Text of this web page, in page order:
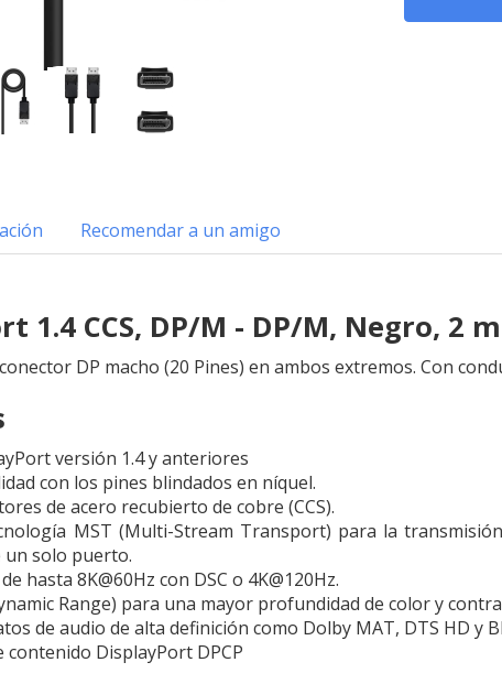
Recomendar a un amigo
1.4 CCS, DP/M - DP/M, Negro, 2 m
DP macho (20 Pines) en ambos extremos. Con
versión 1.4 y anteriores
con los pines blindados en níquel.
de acero recubierto de cobre (CCS).
MST (Multi-Stream Transport) para la
un solo puerto.
hasta 8K@60Hz con DSC o 4K@120Hz.
Range) para una mayor profundidad de color y
de audio de alta definición como Dolby MAT, DTS HD y
DisplayPort DPCP